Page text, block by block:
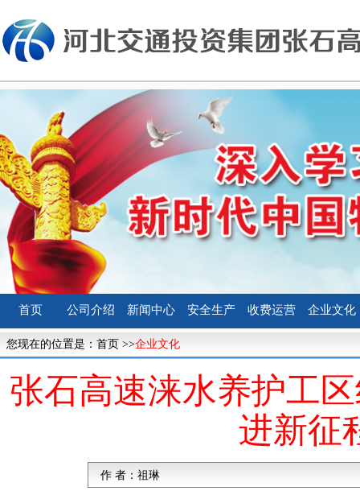
首页 公司介绍 新闻中心 安全生产 收费运营 企业文化
您现在的位置是： 首页 >>企业文化
张石高速涞水养护工
进新征
作 者： 祖琳